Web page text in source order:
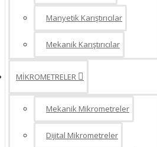
Manyetik Karıştırıcılar
Mekanik Karıştırıcılar
MİKROMETRELER
Mekanik Mikrometreler
Dijital Mikrometreler